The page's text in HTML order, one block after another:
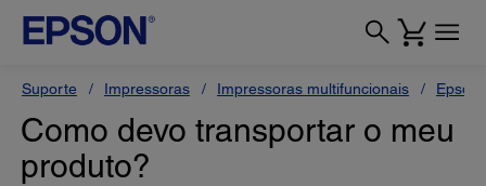
Suporte Impressoras Impressoras multifuncionais Epson
Como devo transportar o meu
produto?